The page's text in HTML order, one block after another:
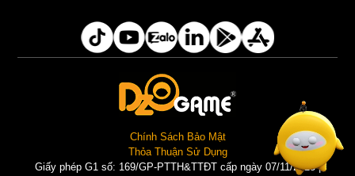
Chính Sách Bảo Mật
Thỏa Thuận Sử Dụng
Giấy phép G1 số: 169/GP-PTTH&TTĐT cấp ngày 07/11/2025 |